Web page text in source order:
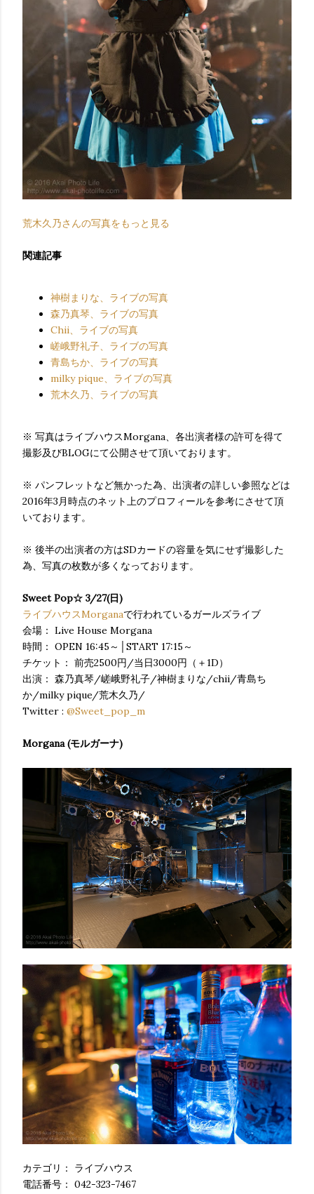
荒木久乃さんの写真をもっと見る
関連記事
神樹まりな、ライブの写真
森乃真琴、ライブの写真
Chii、ライブの写真
嵯峨野礼子、ライブの写真
青島ちか、ライブの写真
milky pique、ライブの写真
荒木久乃、ライブの写真
※ 写真はライブハウスMorgana、各出演者様の許可を得て
撮影及びBLOGにて公開させて頂いております。
※ パンフレットなど無かった為、出演者の詳しい参照などは
2016年3月時点のネット上のプロフィールを参考にさせて頂
いております。
※ 後半の出演者の方はSDカードの容量を気にせず撮影した
為、写真の枚数が多くなっております。
Sweet Pop☆ 3/27(日)
ライブハウスMorganaで行われているガールズライブ
会場： Live House Morgana
時間： OPEN 16:45～│START 17:15～
チケット： 前売2500円/当日3000円（＋1D）
出演： 森乃真琴/嵯峨野礼子/神樹まりな/chii/青島ち
か/milky pique/荒木久乃/
Twitter : @Sweet_pop_m
Morgana (モルガーナ)
カテゴリ：
ライブハウス
電話番号： 042-323-7467